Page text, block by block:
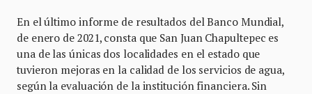
En el último informe de resultados del Banco Mundial,
de enero de 2021, consta que San Juan Chapultepec es
una de las únicas dos localidades en el estado que
tuvieron mejoras en la calidad de los servicios de agua,
según la evaluación de la institución financiera. Sin